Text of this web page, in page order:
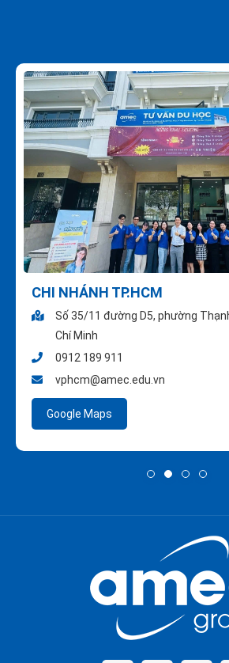
CHI NHÁNH TP.HCM
Số 35/11 đường D5, phường
Chí Minh
0912 189 911
vphcm@amec.edu.vn
Google Maps